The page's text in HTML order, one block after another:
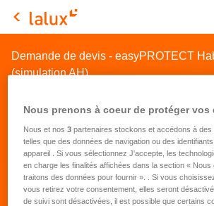
LALUX Assurances
Demande de devis - easyPROTECT
(simulation AH)
Demande de devis pour
assurance habitation
Nous prenons à coeur de protéger vos
Nous et nos3 partenaires stockons et accédons à des
telles que des données de navigation ou des
appareil . Si vous sélectionnez J'accepte, les
en charge les finalités affichées dans la section « Nous
traitons des données pour fournir ». . Si vous
vous retirez votre consentement, elles seront
de suivi sont désactivées, il est possible que certains